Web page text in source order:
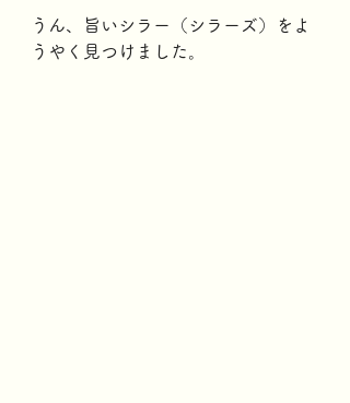
うん、旨いシラー（シラーズ）をよ
うやく見つけました。